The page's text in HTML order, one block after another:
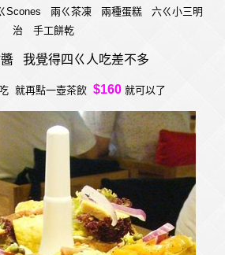
Scones 兩ㄍ茶凍 兩種蛋糕 六ㄍ小三明
治 手工餅乾
我覺得四ㄍ人吃差不多
就再點一壺茶飲 $160 就可以了